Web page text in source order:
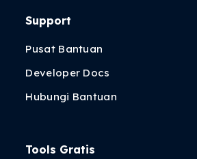
Support
Pusat Bantuan
Developer Docs
Hubungi Bantuan
Tools Gratis